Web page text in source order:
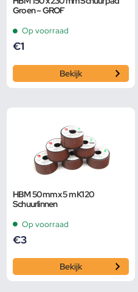
Groen – GROF
Op voorraad
€1
Bekijk
HBM 50 mm x 5 m K120
Schuurlinnen
Op voorraad
€3
Bekijk